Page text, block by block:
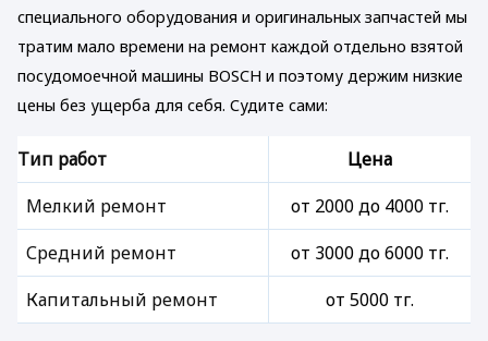
специального оборудования и оригинальных запчастей мы
тратим мало времени на ремонт каждой отдельно взятой
посудомоечной машины BOSCH и поэтому держим низкие
цены без ущерба для себя. Судите сами:
Тип работ
Цена
Мелкий ремонт
от 2000 до 4000 тг.
Средний ремонт
от 3000 до 6000 тг.
Капитальный ремонт
от 5000 тг.